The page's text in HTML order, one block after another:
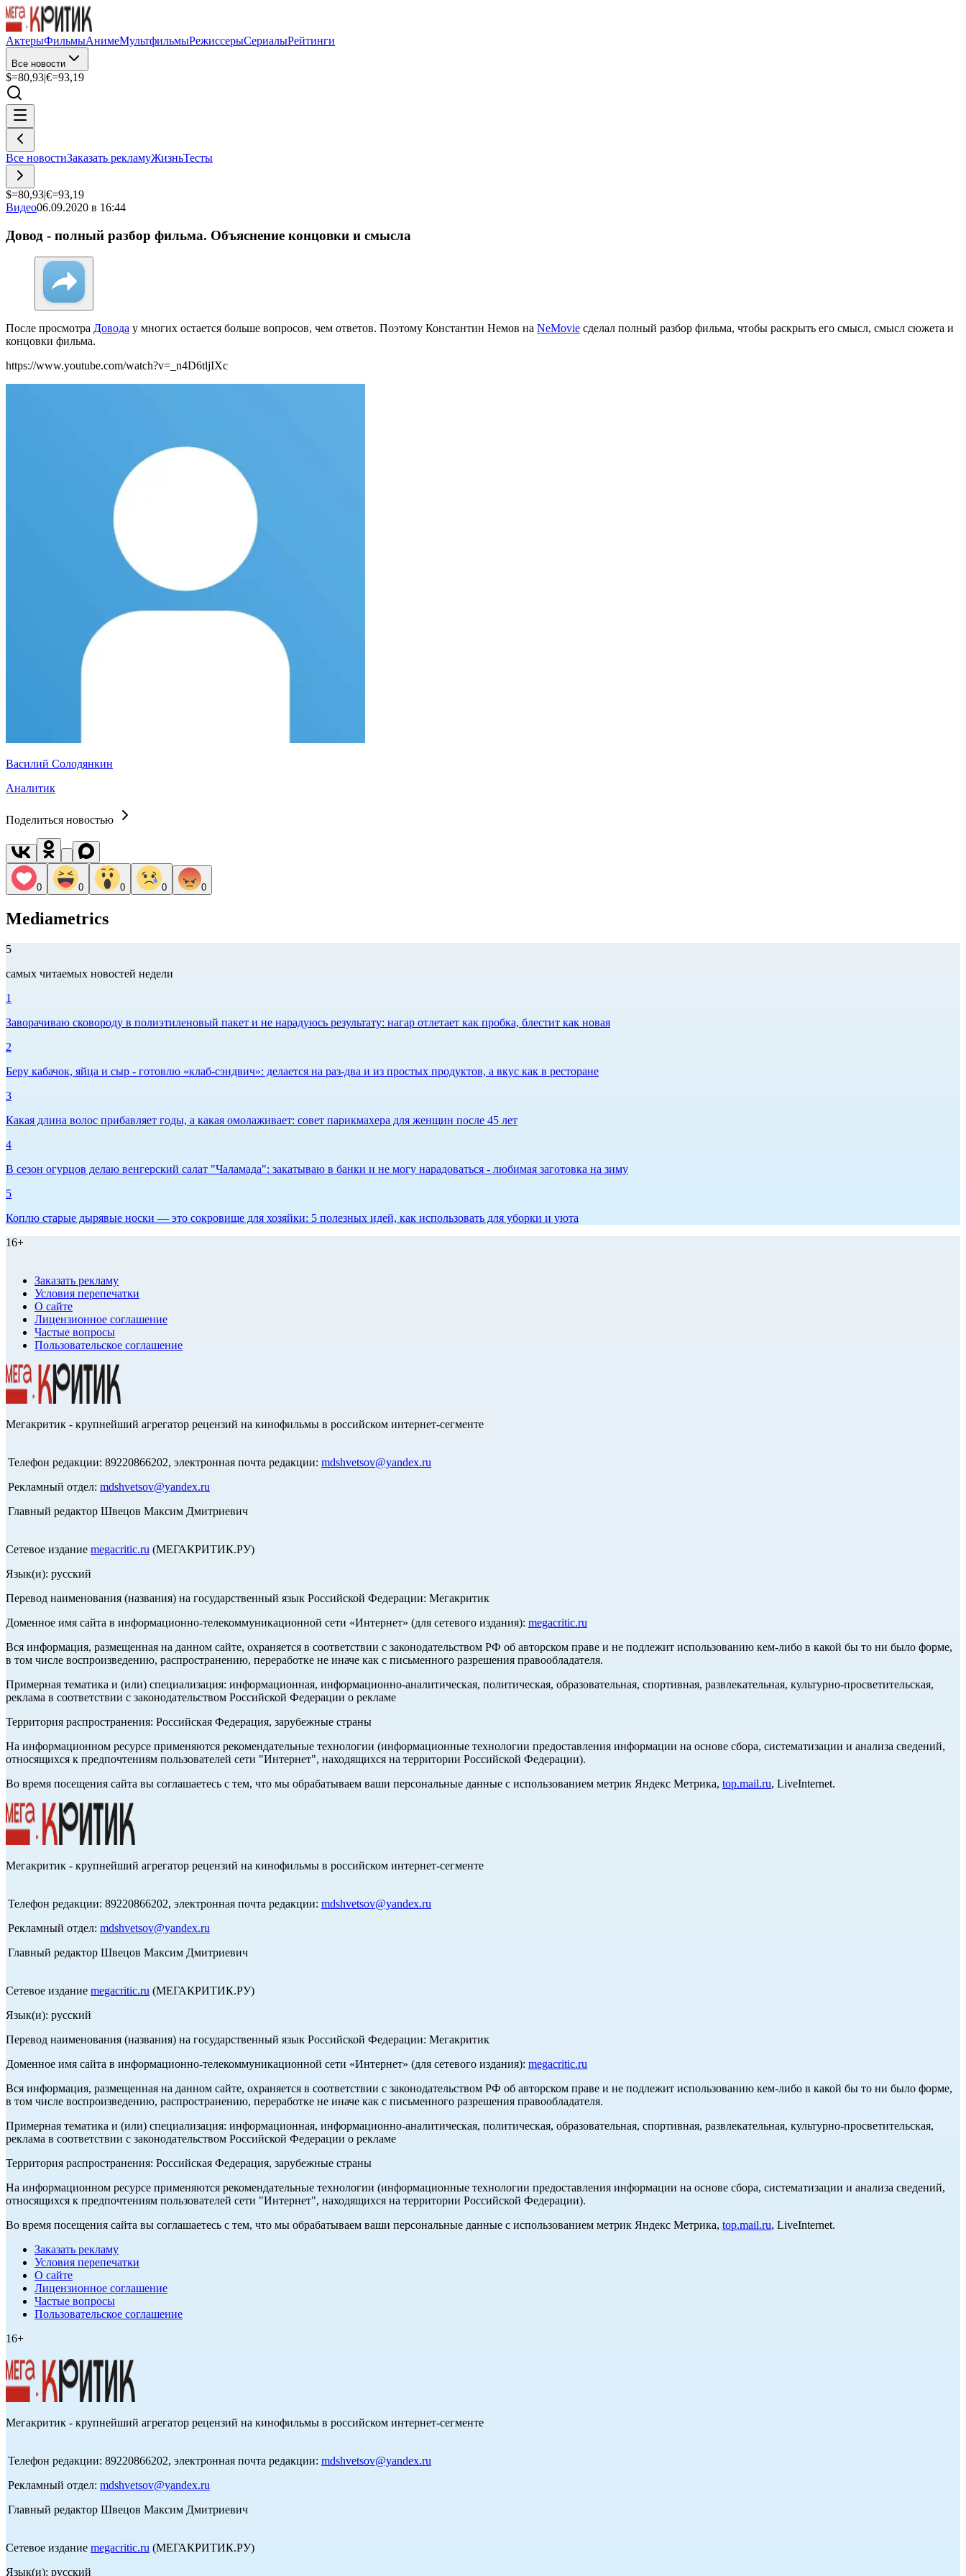
АктерыФильмыАнимеМультфильмыРежиссерыСериалыРейтинги
Все новости
$=80,93|€=93,19
Все новостиЗаказать рекламуЖизньТесты
$=80,93|€=93,19
Видео06.09.2020 в 16:44
Довод - полный разбор фильма. Объяснение концовки и смысла
После просмотра Довода у многих остается больше вопросов, чем ответов. Поэтому Константин Немов на NeMovie сделал полный разбор фильма, чтобы раскрыть его смысл, смысл сюжета и
концовки фильма.
https://www.youtube.com/watch?v=_n4D6tljIXc
Василий Солодянкин
Аналитик
Поделиться новостью
0 0 0 0 0
Mediametrics
5
самых читаемых новостей недели
1
Заворачиваю сковороду в полиэтиленовый пакет и не нарадуюсь результату: нагар отлетает как пробка, блестит как новая
2
Беру кабачок, яйца и сыр - готовлю «клаб-сэндвич»: делается на раз-два и из простых продуктов, а вкус как в ресторане
3
Какая длина волос прибавляет годы, а какая омолаживает: совет парикмахера для женщин после 45 лет
4
В сезон огурцов делаю венгерский салат "Чаламада": закатываю в банки и не могу нарадоваться - любимая заготовка на зиму
5
Коплю старые дырявые носки — это сокровище для хозяйки: 5 полезных идей, как использовать для уборки и уюта
16+
Заказать рекламу
Условия перепечатки
О сайте
Лицензионное соглашение
Частые вопросы
Пользовательское соглашение
Мегакритик - крупнейший агрегатор рецензий на кинофильмы в российском интернет-сегменте
Телефон редакции: 89220866202, электронная почта редакции: mdshvetsov@yandex.ru
Рекламный отдел: mdshvetsov@yandex.ru
Главный редактор Швецов Максим Дмитриевич
Сетевое издание megacritic.ru (МЕГАКРИТИК.РУ)
Язык(и): русский
Перевод наименования (названия) на государственный язык Российской Федерации: Мегакритик
Доменное имя сайта в информационно-телекоммуникационной сети «Интернет» (для сетевого издания): megacritic.ru
Вся информация, размещенная на данном сайте, охраняется в соответствии с законодательством РФ об авторском праве и не подлежит использованию кем-либо в какой бы то ни было форме,
в том числе воспроизведению, распространению, переработке не иначе как с письменного разрешения правообладателя.
Примерная тематика и (или) специализация: информационная, информационно-аналитическая, политическая, образовательная, спортивная, развлекательная, культурно-просветительская,
реклама в соответствии с законодательством Российской Федерации о рекламе
Территория распространения: Российская Федерация, зарубежные страны
На информационном ресурсе применяются рекомендательные технологии (информационные технологии предоставления информации на основе сбора, систематизации и анализа сведений,
относящихся к предпочтениям пользователей сети "Интернет", находящихся на территории Российской Федерации).
Во время посещения сайта вы соглашаетесь с тем, что мы обрабатываем ваши персональные данные с использованием метрик Яндекс Метрика, top.mail.ru, LiveInternet.
Мегакритик - крупнейший агрегатор рецензий на кинофильмы в российском интернет-сегменте
Телефон редакции: 89220866202, электронная почта редакции: mdshvetsov@yandex.ru
Рекламный отдел: mdshvetsov@yandex.ru
Главный редактор Швецов Максим Дмитриевич
Сетевое издание megacritic.ru (МЕГАКРИТИК.РУ)
Язык(и): русский
Перевод наименования (названия) на государственный язык Российской Федерации: Мегакритик
Доменное имя сайта в информационно-телекоммуникационной сети «Интернет» (для сетевого издания): megacritic.ru
Вся информация, размещенная на данном сайте, охраняется в соответствии с законодательством РФ об авторском праве и не подлежит использованию кем-либо в какой бы то ни было форме,
в том числе воспроизведению, распространению, переработке не иначе как с письменного разрешения правообладателя.
Примерная тематика и (или) специализация: информационная, информационно-аналитическая, политическая, образовательная, спортивная, развлекательная, культурно-просветительская,
реклама в соответствии с законодательством Российской Федерации о рекламе
Территория распространения: Российская Федерация, зарубежные страны
На информационном ресурсе применяются рекомендательные технологии (информационные технологии предоставления информации на основе сбора, систематизации и анализа сведений,
относящихся к предпочтениям пользователей сети "Интернет", находящихся на территории Российской Федерации).
Во время посещения сайта вы соглашаетесь с тем, что мы обрабатываем ваши персональные данные с использованием метрик Яндекс Метрика, top.mail.ru, LiveInternet.
Заказать рекламу
Условия перепечатки
О сайте
Лицензионное соглашение
Частые вопросы
Пользовательское соглашение
16+
Мегакритик - крупнейший агрегатор рецензий на кинофильмы в российском интернет-сегменте
Телефон редакции: 89220866202, электронная почта редакции: mdshvetsov@yandex.ru
Рекламный отдел: mdshvetsov@yandex.ru
Главный редактор Швецов Максим Дмитриевич
Сетевое издание megacritic.ru (МЕГАКРИТИК.РУ)
Язык(и): русский